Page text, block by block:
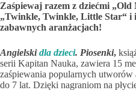
Zaśpiewaj razem z dziećmi
„Twinkle, Twinkle, Little Star“ i
zabawnych aranżacjach!
Angielskidla dzieci. Piosenki,
serii Kapitan Nauka, zawiera 15
zaśpiewania popularnych
do 7 lat. Dzięki nagraniom na